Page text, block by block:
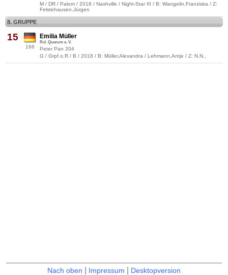
M / DR / Palom / 2018 / Nashville / Night-Star III / B: Wangelin,Franziska / Z:
Felstehausen,Jürgen
8. GRUPPE
15
166
Emilia Müller
Rcl. Querum e. V.
Peter Pan 204
G / Grpf.o.R / B / 2018 / B: Müller,Alexandra / Lehmann,Antje / Z: N.N.,
Nach oben Impressum Desktopversion